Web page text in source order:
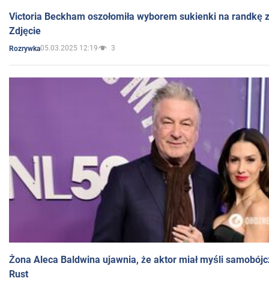
Victoria Beckham oszołomiła wyborem sukienki na randkę
Zdjęcie
Rozrywka05.03.2025 12:19 3
Żona Aleca Baldwina ujawnia, że aktor miał myśli
Rust